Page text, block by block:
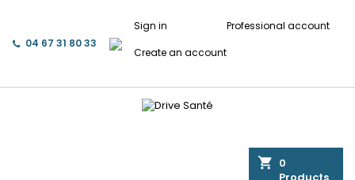
04 67 31 80 33
Sign in
Create an account
Professional account
shopping_cart 0